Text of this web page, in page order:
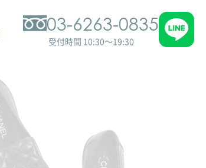
03-6263-0835
受付時間 10:30～19:30